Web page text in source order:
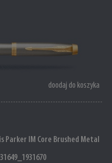
doodaj do koszyka
Parker IM Core Brushed Metal